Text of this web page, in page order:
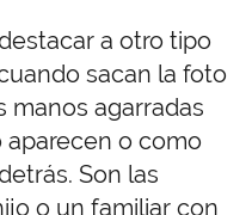
a otro tipo
sacan la foto
manos agarradas
aparecen o como
Son las
o un familiar con